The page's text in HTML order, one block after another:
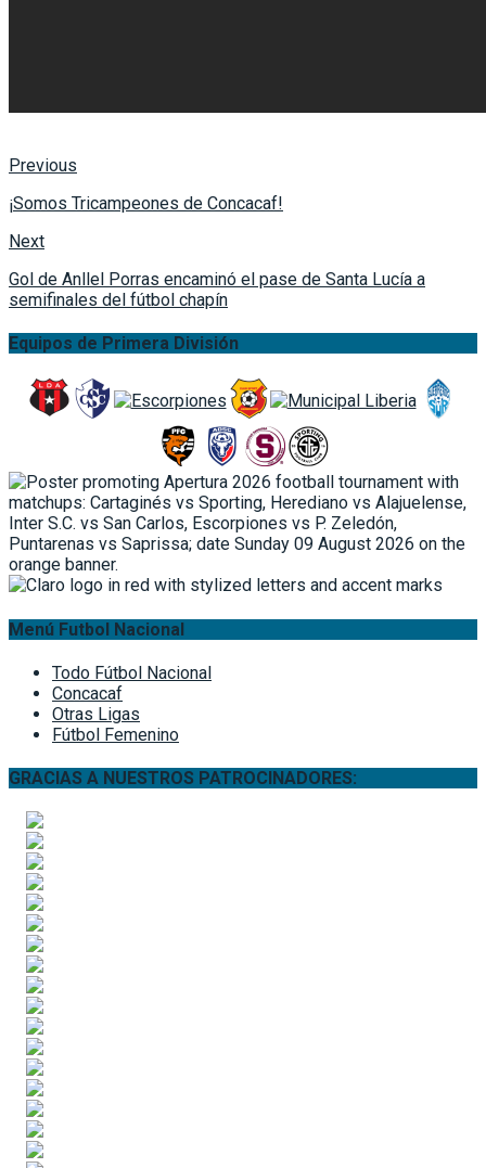
Previous
¡Somos Tricampeones de Concacaf!
Next
Gol de Anllel Porras encaminó el pase de Santa Lucía a
semifinales del fútbol chapín
Equipos de Primera División
Menú Futbol Nacional
Todo Fútbol Nacional
Concacaf
Otras Ligas
Fútbol Femenino
GRACIAS A NUESTROS PATROCINADORES: